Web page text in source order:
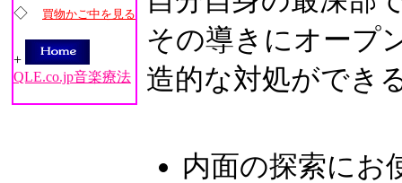
◇ 買物かご中を見る
+
QLE.co.jp音楽療法
その導きにオープ
造的な対処ができ
内面の探索にお